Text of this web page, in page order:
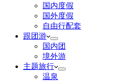
国内度假
国外度假
自由行配套
跟团游
国内团
境外游
主题旅行
温泉